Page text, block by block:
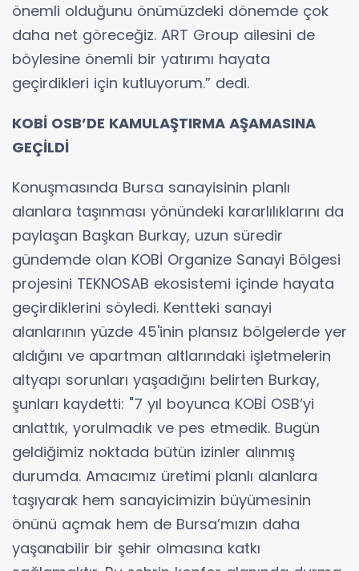
önemli olduğunu önümüzdeki dönemde çok
daha net göreceğiz. ART Group ailesini de
böylesine önemli bir yatırımı hayata
geçirdikleri için kutluyorum.” dedi.
KOBİ OSB’DE KAMULAŞTIRMA AŞAMASINA
GEÇİLDİ
Konuşmasında Bursa sanayisinin planlı
alanlara taşınması yönündeki kararlılıklarını da
paylaşan Başkan Burkay, uzun süredir
gündemde olan KOBİ Organize Sanayi Bölgesi
projesini TEKNOSAB ekosistemi içinde hayata
geçirdiklerini söyledi. Kentteki sanayi
alanlarının yüzde 45'inin plansız bölgelerde yer
aldığını ve apartman altlarındaki işletmelerin
altyapı sorunları yaşadığını belirten Burkay,
şunları kaydetti: "7 yıl boyunca KOBİ OSB’yi
anlattık, yorulmadık ve pes etmedik. Bugün
geldiğimiz noktada bütün izinler alınmış
durumda. Amacımız üretimi planlı alanlara
taşıyarak hem sanayicimizin büyümesinin
önünü açmak hem de Bursa’mızın daha
yaşanabilir bir şehir olmasına katkı